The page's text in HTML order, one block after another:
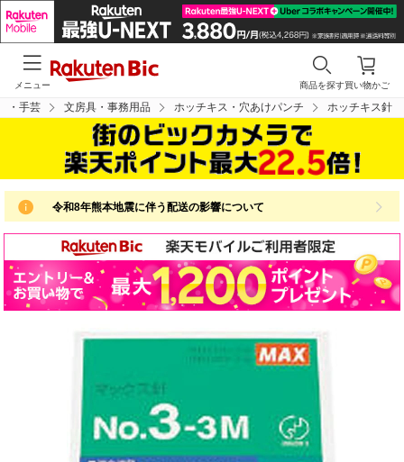
買い物かご
商品を探す
メニュー
・手芸 文房具・事務用品 ホッチキス・穴あけパンチ ホッチキス針
令和8年熊本地震に伴う配送の影響について